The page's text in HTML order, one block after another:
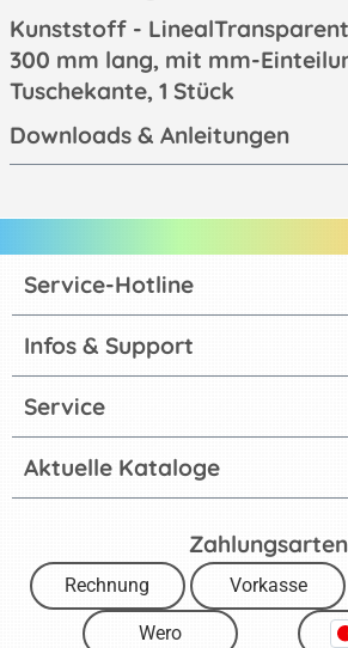
Kunststoff -
300 mm lang, mit mm-
Tuschekante, 1 Stück
Downloads & Anleitungen
Aktuelle Kataloge
Service-Hotline
Infos & Support
Service
Zahlungsarten
Rechnung Vorkasse
Wero